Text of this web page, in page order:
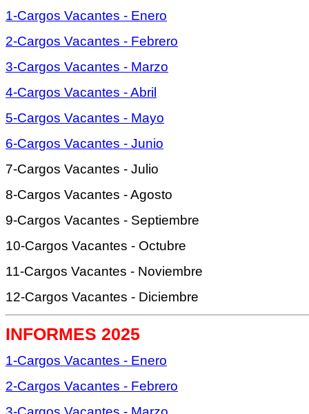
1-Cargos Vacantes - Enero
2-Cargos Vacantes - Febrero
3-Cargos Vacantes - Marzo
4-Cargos Vacantes - Abril
5-Cargos Vacantes - Mayo
6-Cargos Vacantes - Junio
7-Cargos Vacantes - Julio
8-Cargos Vacantes - Agosto
9-Cargos Vacantes - Septiembre
10-Cargos Vacantes - Octubre
11-Cargos Vacantes - Noviembre
12-Cargos Vacantes - Diciembre
INFORMES 2025
1-Cargos Vacantes - Enero
2-Cargos Vacantes - Febrero